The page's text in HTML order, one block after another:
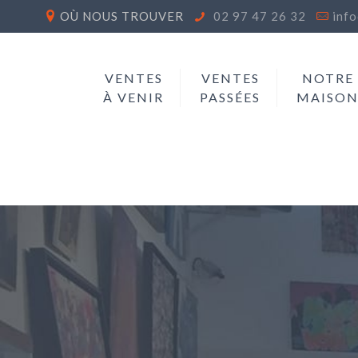
OÙ NOUS TROUVER 02 97 47 26 32
VENTES
À VENIR
VENTES
PASSÉES
NOTRE